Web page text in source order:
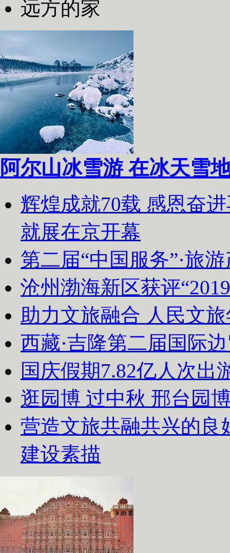
远方的家
阿尔山冰雪游 在冰天雪
辉煌成就70载 感恩奋
就展在京开幕
第二届“中国服务”·旅
沧州渤海新区获评
助力文旅融合 人民文
西藏·吉隆第二届国际
国庆假期7.82亿人次出
逛园博 过中秋 邢台园
营造文旅共融共兴的良
建设素描